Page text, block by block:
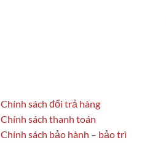
Chính sách đổi trả hàng
Chính sách thanh toán
Chính sách bảo hành – bảo trì